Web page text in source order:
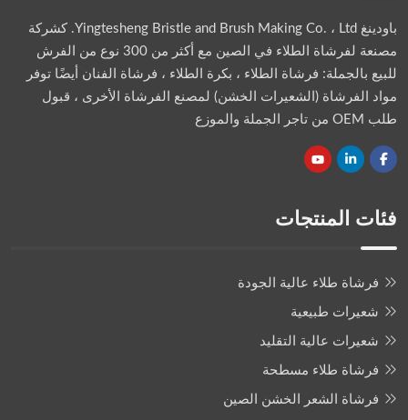
باودينغ Yingtesheng Bristle and Brush Making Co. ، Ltd.
كشركة
مصنعة لفرشاة الطلاء في الصين مع أكثر من 300 نوع من الفرش
للبيع بالجملة: فرشاة الطلاء ، بكرة الطلاء ، فرشاة الفنان أيضًا توفر
مواد الفرشاة (الشعيرات الخشن) لمصنع الفرشاة الأخرى ، قبول
طلب OEM من تاجر الجملة والموزع
فئات المنتجات
فرشاة طلاء عالية الجودة
شعيرات طبيعية
شعيرات عالية التقليد
فرشاة طلاء مسطحة
فرشاة الشعر الخشن الصين